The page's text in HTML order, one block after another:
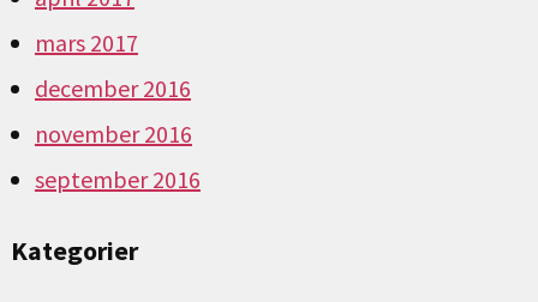
mars 2017
december 2016
november 2016
september 2016
Kategorier